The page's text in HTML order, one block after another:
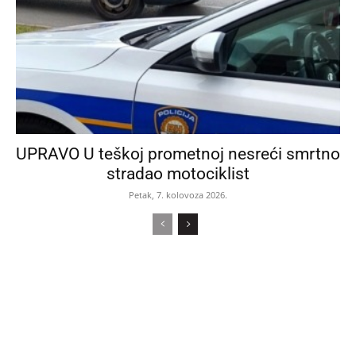
UPRAVO U teškoj prometnoj nesreći smrtno
stradao motociklist
Petak, 7. kolovoza 2026.